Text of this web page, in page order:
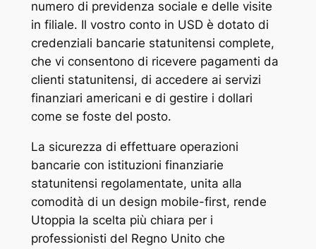
numero di previdenza sociale e delle visite
in filiale. Il vostro conto in USD è dotato di
credenziali bancarie statunitensi complete,
che vi consentono di ricevere pagamenti da
clienti statunitensi, di accedere ai servizi
finanziari americani e di gestire i dollari
come se foste del posto.
La sicurezza di effettuare operazioni
bancarie con istituzioni finanziarie
statunitensi regolamentate, unita alla
comodità di un design mobile-first, rende
Utoppia la scelta più chiara per i
professionisti del Regno Unito che